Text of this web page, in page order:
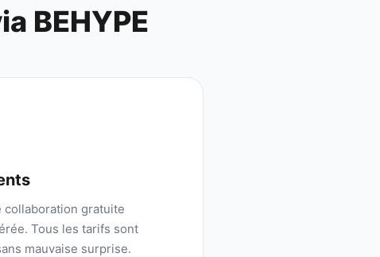
BEHYPE
collaboration gratuite
Tous les tarifs sont
mauvaise surprise.